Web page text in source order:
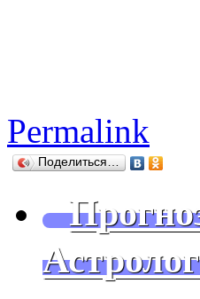
Permalink
Поделиться…